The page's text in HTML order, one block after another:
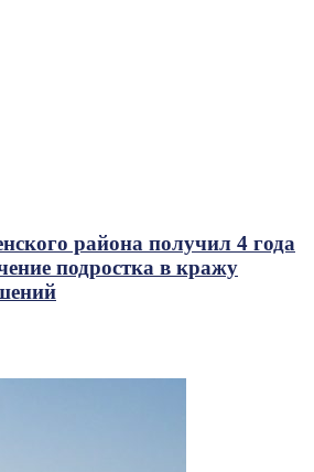
района получил 4 года
подростка в кражу